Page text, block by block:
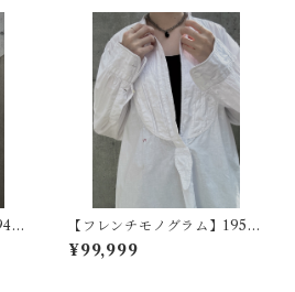
ス
【フレンチモノグラム】1950
~60s フランスヴィンテージド
レスシャツ
¥99,999